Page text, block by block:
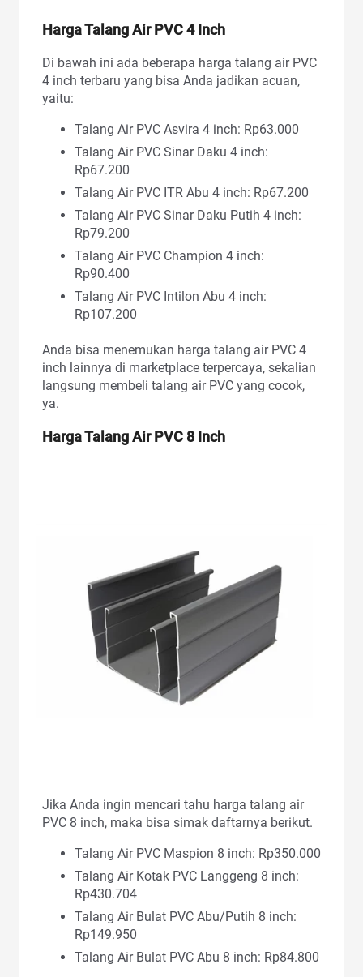
Harga Talang Air PVC4 Inch
Di bawah ini ada beberapa harga talang air PVC
4 inch terbaru yang bisa Anda jadikan acuan,
yaitu:
Talang Air PVC Asvira 4 inch: Rp63.000
Talang Air PVC Sinar Daku 4 inch:
Rp67.200
Talang Air PVC ITR Abu 4 inch: Rp67.200
Talang Air PVC Sinar Daku Putih 4 inch:
Rp79.200
Talang Air PVC Champion 4 inch:
Rp90.400
Talang Air PVC Intilon Abu 4 inch:
Rp107.200
Anda bisa menemukan harga talang air PVC 4
inch lainnya di marketplace terpercaya, sekalian
langsung membeli talang air PVC yang cocok,
ya.
Harga Talang Air PVC 8 Inch
Jika Anda ingin mencari tahu harga talang air
PVC 8 inch, maka bisa simak daftarnya berikut.
Talang Air PVC Maspion 8 inch: Rp350.000
Talang Air Kotak PVC Langgeng 8 inch:
Rp430.704
Talang Air Bulat PVC Abu/Putih 8 inch:
Rp149.950
Talang Air Bulat PVC Abu 8 inch: Rp84.800